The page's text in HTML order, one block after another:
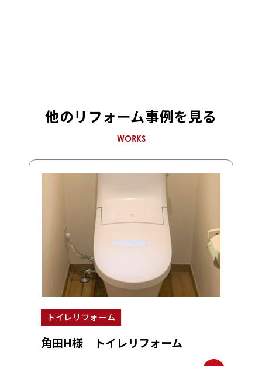
他のリフォーム事例を見る
WORKS
トイレリフォーム
角田H様 トイレリフォーム